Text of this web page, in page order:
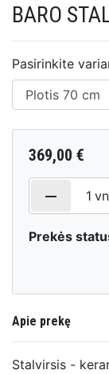
BARO
Pasirinkite
369,00 €
remove 1
Prekės
Apie prekę
Stalvirsis -